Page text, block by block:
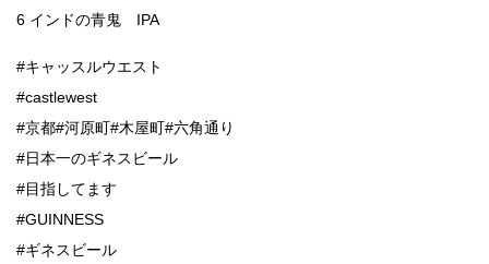
6 インドの青鬼 IPA
#キャッスルウエスト
#castlewest
#京都#河原町#木屋町#六角通り
#日本一のギネスビール
#目指してます
#GUINNESS
#ギネスビール